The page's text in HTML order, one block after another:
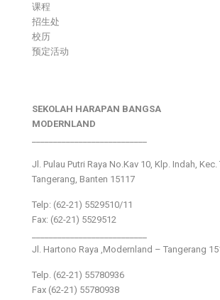
课程
招生处
校历
预定活动
SEKOLAH HARAPAN BANGSA
MODERNLAND
Jl. Pulau Putri Raya No.Kav 10, Klp. Indah,
Tangerang, Banten 15117
Telp: (62-21) 5529510/11
Fax: (62-21) 5529512
Jl. Hartono Raya ,Modernland – Tangerang
Telp. (62-21) 55780936
Fax (62-21) 55780938